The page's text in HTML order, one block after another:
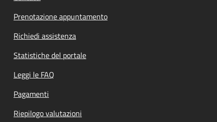
Prenotazione appuntamento
Richiedi assistenza
Statistiche del portale
Leggi le FAQ
Pagamenti
Riepilogo valutazioni